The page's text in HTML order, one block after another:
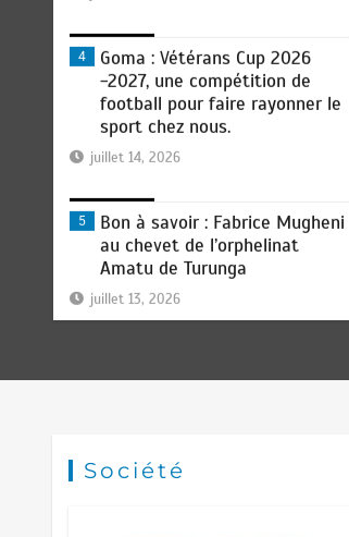
4
Goma : Vétérans Cup 2026
-2027, une compétition de
football pour faire rayonner le
sport chez nous.
juillet 14, 2026
5
Bon à savoir : Fabrice Mugheni
au chevet de l’orphelinat
Amatu de Turunga
juillet 13, 2026
6
EUFBUK : le FC Klass Académie
juillet 11, 2026
« Kebano » rêve déjà
Société